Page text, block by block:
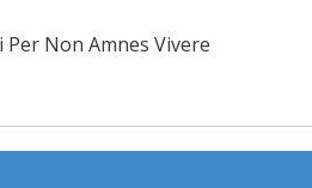
Non Amnes Vivere